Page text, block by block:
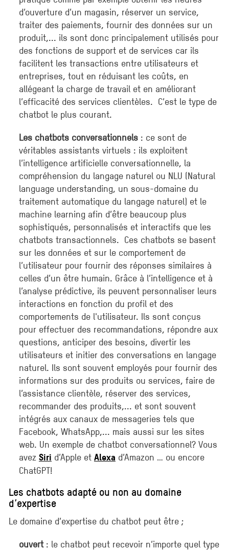
d’ouverture d’un magasin, réserver un service,
traiter des paiements, fournir des données sur un
produit,... ils sont donc principalement utilisés pour
des fonctions de support et de services car ils
facilitent les transactions entre utilisateurs et
entreprises, tout en réduisant les coûts, en
allégeant la charge de travail et en améliorant
l’efficacité des services clientèles. C’est le type de
chatbot le plus courant.
Les chatbots conversationnels : ce sont de
véritables assistants virtuels : ils exploitent
l’intelligence artificielle conversationnelle, la
compréhension du langage naturel ou NLU (Natural
language understanding, un sous-domaine du
traitement automatique du langage naturel) et le
machine learning afin d’être beaucoup plus
sophistiqués, personnalisés et interactifs que les
chatbots transactionnels. Ces chatbots se basent
sur les données et sur le comportement de
l’utilisateur pour fournir des réponses similaires à
celles d’un être humain. Grâce à l’intelligence et à
l’analyse prédictive, ils peuvent personnaliser leurs
interactions en fonction du profil et des
comportements de l'utilisateur. Ils sont conçus
pour effectuer des recommandations, répondre aux
questions, anticiper des besoins, divertir les
utilisateurs et initier des conversations en langage
naturel. Ils sont souvent employés pour fournir des
informations sur des produits ou services, faire de
l’assistance clientèle, réserver des services,
recommander des produits,... et sont souvent
intégrés aux canaux de messageries tels que
Facebook, WhatsApp,... mais aussi sur les sites
web. Un exemple de chatbot conversationnel? Vous
avez Siri d’Apple et Alexa d’Amazon … ou encore
ChatGPT!
Les chatbots adapté ou non au domaine
d’expertise
Le domaine d’expertise du chatbot peut être ;
ouvert: le chatbot peut recevoir n’importe quel type